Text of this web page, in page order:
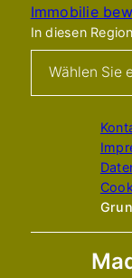
In diesen
Immobilie